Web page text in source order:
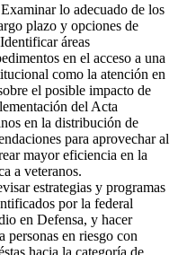
Examinar lo adecuado de los
plazo y opciones de
áreas
en el acceso a una
como la atención en
el posible impacto de
del Acta
en la distribución de
para aprovechar al
mayor eficiencia en la
a veteranos.
estrategias y programas
por la federal
en Defensa, y hacer
personas en riesgo con
hacia la categoría de